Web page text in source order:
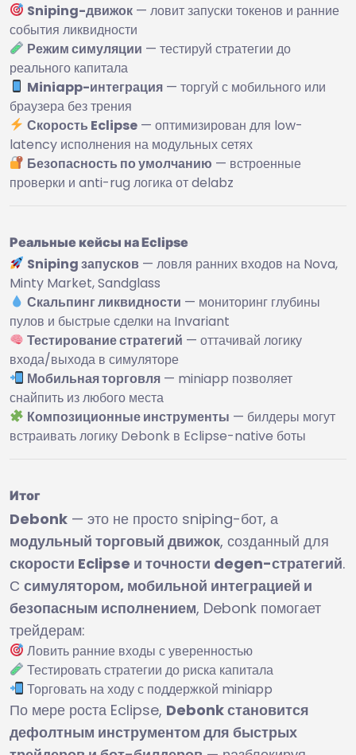
Sniping-движок — ловит запуски токенов и ранние
события ликвидности
Режим симуляции — тестируй стратегии до
реального капитала
Miniapp-интеграция — торгуй с мобильного или
браузера без трения
Скорость Eclipse — оптимизирован для low-
latency исполнения на модульных сетях
Безопасность по умолчанию — встроенные
проверки и anti-rug логика от delabz
Реальные кейсы на Eclipse
Sniping запусков — ловля ранних входов на Nova,
Minty Market, Sandglass
Скальпинг ликвидности — мониторинг глубины
пулов и быстрые сделки на Invariant
Тестирование стратегий — оттачивай логику
входа/выхода в симуляторе
Мобильная торговля — miniapp позволяет
снайпить из любого места
Композиционные инструменты — билдеры могут
встраивать логику Debonk в Eclipse-native боты
Итог
Debonk — это не просто sniping-бот, а
модульный торговый движок, созданный для
скорости Eclipse и точности degen-стратегий.
С симулятором, мобильной интеграцией и
безопасным исполнением, Debonk помогает
трейдерам:
Ловить ранние входы с уверенностью
Тестировать стратегии до риска капитала
Торговать на ходу с поддержкой miniapp
По мере роста Eclipse, Debonk становится
дефолтным инструментом для быстрых